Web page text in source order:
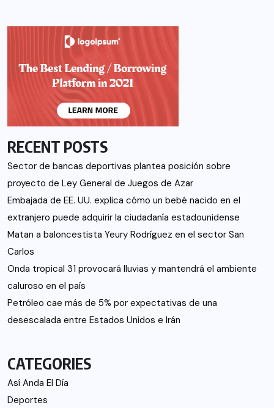
RECENT POSTS
Sector de bancas deportivas plantea posición sobre
proyecto de Ley General de Juegos de Azar
Embajada de EE. UU. explica cómo un bebé nacido en el
extranjero puede adquirir la ciudadanía estadounidense
Matan a baloncestista Yeury Rodríguez en el sector San
Carlos
Onda tropical 31 provocará lluvias y mantendrá el ambiente
caluroso en el país
Petróleo cae más de 5% por expectativas de una
desescalada entre Estados Unidos e Irán
CATEGORIES
Así Anda El Día
Deportes